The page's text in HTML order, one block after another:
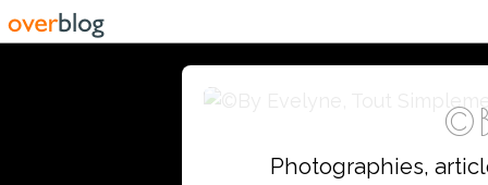
Photographies,